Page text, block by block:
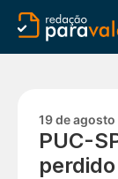
19 de
PUC-